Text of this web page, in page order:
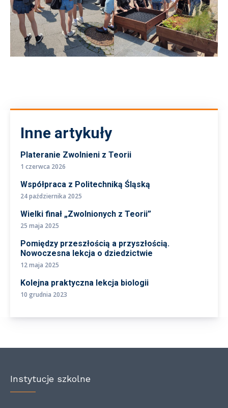
Inne artykuły
Plateranie Zwolnieni z Teorii
1 czerwca 2026
Współpraca z Politechniką Śląską
24 października 2025
Wielki finał „Zwolnionych z Teorii”
25 maja 2025
Pomiędzy przeszłością a przyszłością.
Nowoczesna lekcja o dziedzictwie
12 maja 2025
Kolejna praktyczna lekcja biologii
10 grudnia 2023
Instytucje szkolne